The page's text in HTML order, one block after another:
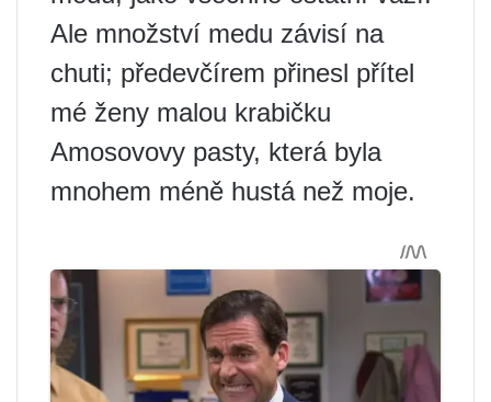
Ale množství medu závisí na
chuti; předevčírem přinesl přítel
mé ženy malou krabičku
Amosovovy pasty, která byla
mnohem méně hustá než moje.